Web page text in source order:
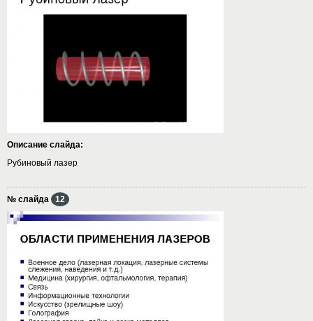
Описание слайда:
Рубиновый лазер
№ слайда 12